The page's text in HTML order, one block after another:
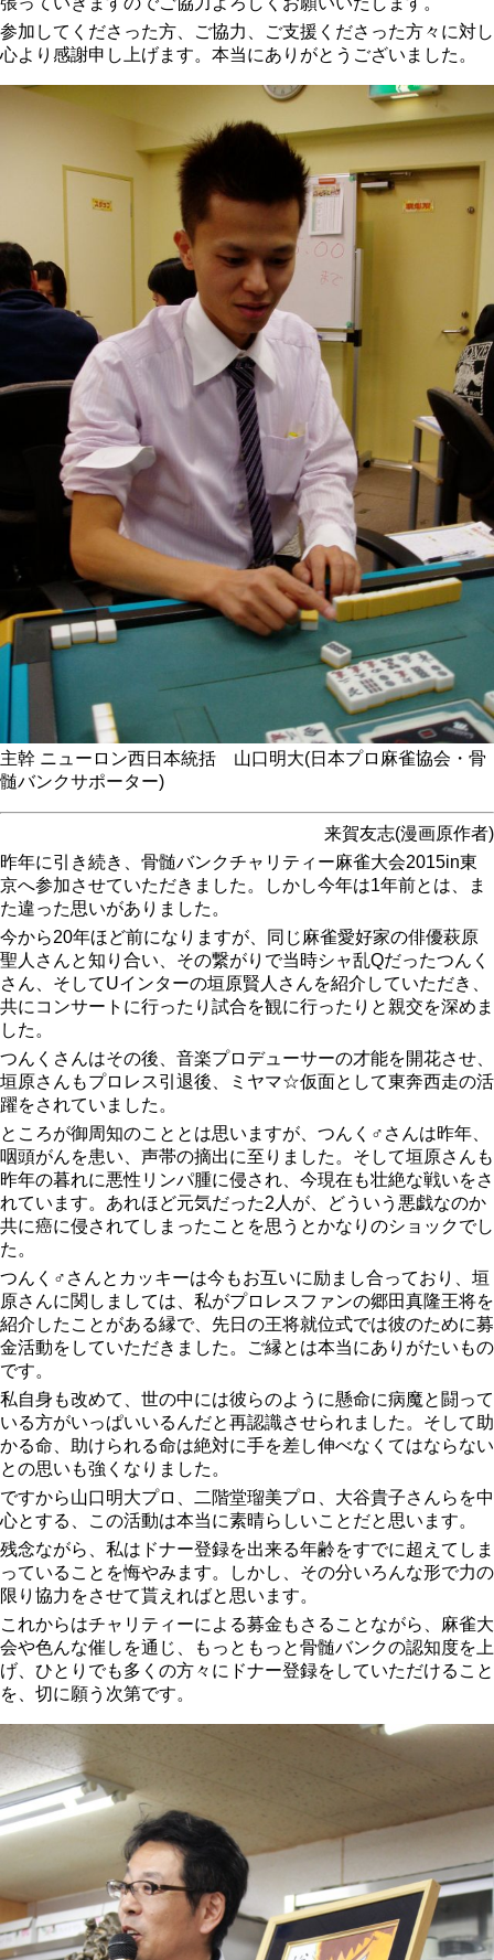
参加してくださった方、ご協力、ご支援くださった方々に対し
心より感謝申し上げます。本当にありがとうございました。
主幹 ニューロン西日本統括 山口明大(日本プロ麻雀協会・骨
髄バンクサポーター)
来賀友志(漫画原作者)
昨年に引き続き、骨髄バンクチャリティー麻雀大会2015in東
京へ参加させていただきました。しかし今年は1年前とは、ま
た違った思いがありました。
今から20年ほど前になりますが、同じ麻雀愛好家の俳優萩原
聖人さんと知り合い、その繋がりで当時シャ乱Qだったつんく
さん、そしてUインターの垣原賢人さんを紹介していただき、
共にコンサートに行ったり試合を観に行ったりと親交を深めま
した。
つんくさんはその後、音楽プロデューサーの才能を開花させ、
垣原さんもプロレス引退後、ミヤマ☆仮面として東奔西走の活
躍をされていました。
ところが御周知のこととは思いますが、つんく♂さんは昨年、
咽頭がんを患い、声帯の摘出に至りました。そして垣原さんも
昨年の暮れに悪性リンパ腫に侵され、今現在も壮絶な戦いをさ
れています。あれほど元気だった2人が、どういう悪戯なのか
共に癌に侵されてしまったことを思うとかなりのショックでし
た。
つんく♂さんとカッキーは今もお互いに励まし合っており、垣
原さんに関しましては、私がプロレスファンの郷田真隆王将を
紹介したことがある縁で、先日の王将就位式では彼のために募
金活動をしていただきました。ご縁とは本当にありがたいもの
です。
私自身も改めて、世の中には彼らのように懸命に病魔と闘って
いる方がいっぱいいるんだと再認識させられました。そして助
かる命、助けられる命は絶対に手を差し伸べなくてはならない
との思いも強くなりました。
ですから山口明大プロ、二階堂瑠美プロ、大谷貴子さんらを中
心とする、この活動は本当に素晴らしいことだと思います。
残念ながら、私はドナー登録を出来る年齢をすでに超えてしま
っていることを悔やみます。しかし、その分いろんな形で力の
限り協力をさせて貰えればと思います。
これからはチャリティーによる募金もさることながら、麻雀大
会や色んな催しを通じ、もっともっと骨髄バンクの認知度を上
げ、ひとりでも多くの方々にドナー登録をしていただけること
を、切に願う次第です。